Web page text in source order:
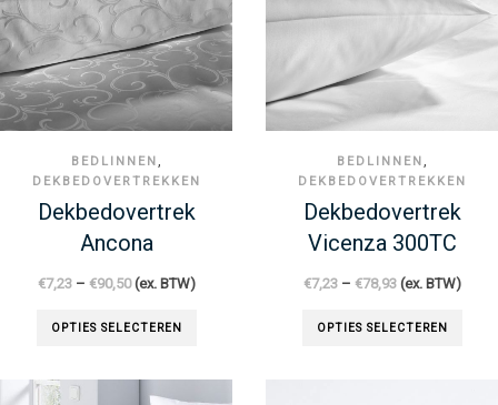
BEDLINNEN ,
DEKBEDOVERTREKKEN
Dekbedovertrek
Ancona
€7,23– €90,50(ex. BTW)
OPTIES SELECTEREN
BEDLINNEN ,
DEKBEDOVERTREKKEN
Dekbedovertrek
Vicenza 300TC
€7,23– €78,93(ex. BTW)
OPTIES SELECTEREN